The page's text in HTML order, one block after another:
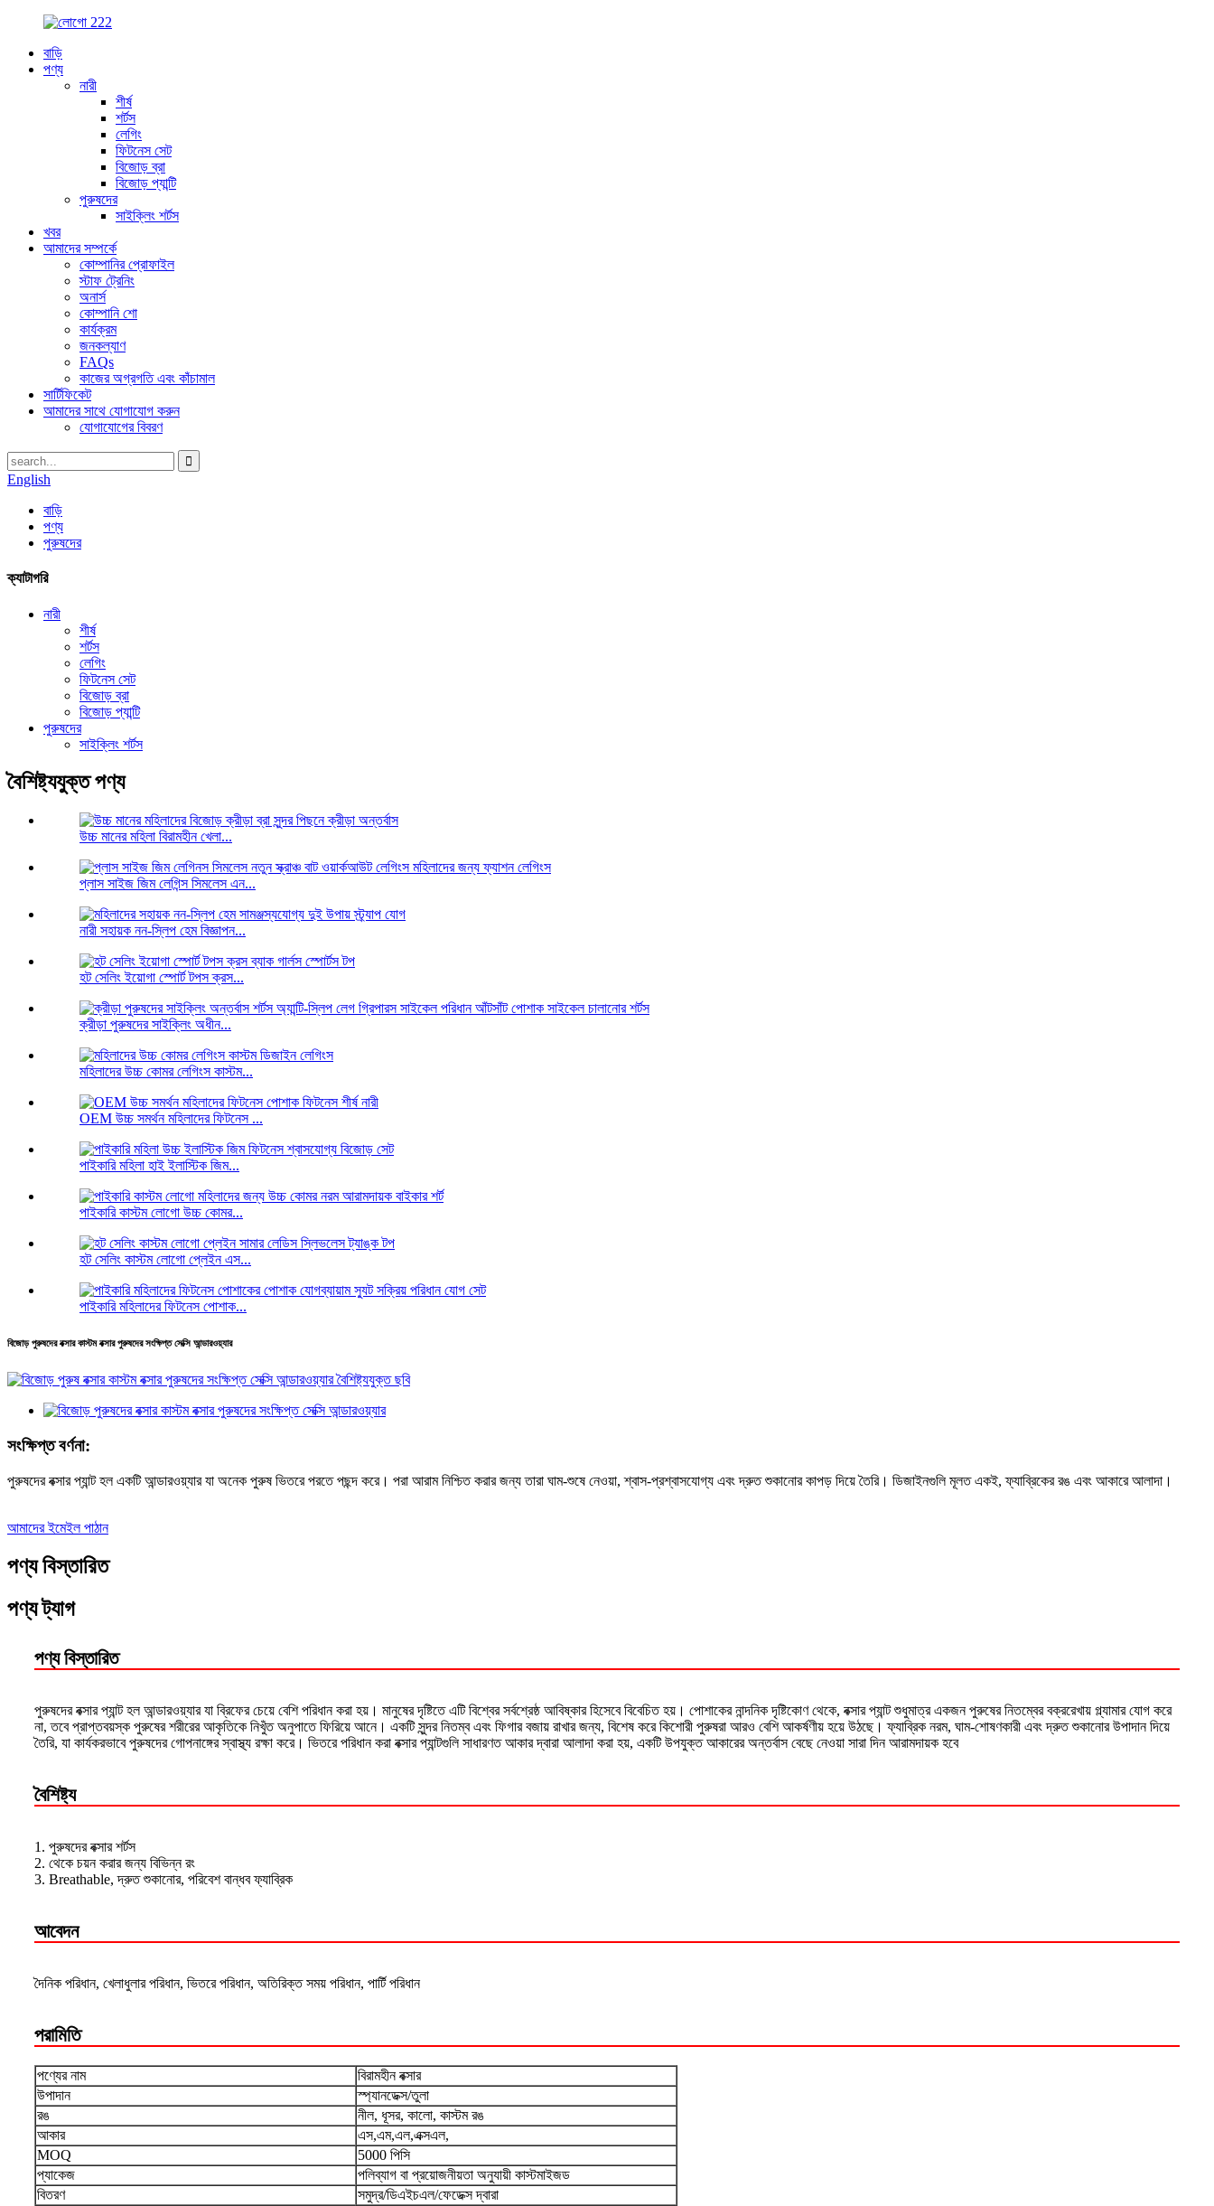
বাড়ি
পণ্য
নারী
শীর্ষ
শর্টস
লেগিং
ফিটনেস সেট
বিজোড় ব্রা
বিজোড় প্যান্টি
পুরুষদের
সাইক্লিং শর্টস
খবর
আমাদের সম্পর্কে
কোম্পানির প্রোফাইল
স্টাফ ট্রেনিং
অনার্স
কোম্পানি শো
কার্যক্রম
জনকল্যাণ
FAQs
কাজের অগ্রগতি এবং কাঁচামাল
সার্টিফিকেট
আমাদের সাথে যোগাযোগ করুন
যোগাযোগের বিবরণ
English
বাড়ি
পণ্য
পুরুষদের
ক্যাটাগরি
নারী
শীর্ষ
শর্টস
লেগিং
ফিটনেস সেট
বিজোড় ব্রা
বিজোড় প্যান্টি
পুরুষদের
সাইক্লিং শর্টস
বৈশিষ্ট্যযুক্ত পণ্য
উচ্চ মানের মহিলা বিরামহীন খেলা...
প্লাস সাইজ জিম লেগিন্স সিমলেস এন...
নারী সহায়ক নন-স্লিপ হেম বিজ্ঞাপন...
হট সেলিং ইয়োগা স্পোর্ট টপস ক্রস...
ক্রীড়া পুরুষদের সাইক্লিং অধীন...
মহিলাদের উচ্চ কোমর লেগিংস কাস্টম...
OEM উচ্চ সমর্থন মহিলাদের ফিটনেস ...
পাইকারি মহিলা হাই ইলাস্টিক জিম...
পাইকারি কাস্টম লোগো উচ্চ কোমর...
হট সেলিং কাস্টম লোগো প্লেইন এস...
পাইকারি মহিলাদের ফিটনেস পোশাক...
বিজোড় পুরুষদের বক্সার কাস্টম বক্সার পুরুষদের সংক্ষিপ্ত সেক্সি আন্ডারওয়্যার
সংক্ষিপ্ত বর্ণনা:
পুরুষদের বক্সার প্যান্ট হল একটি আন্ডারওয়্যার যা অনেক পুরুষ ভিতরে পরতে পছন্দ করে। পরা আরাম নিশ্চিত করার জন্য তারা ঘাম-শুষে নেওয়া, শ্বাস-প্রশ্বাসযোগ্য এবং দ্রুত শুকানোর কাপড় দিয়ে তৈরি। ডিজাইনগুলি মূলত একই, ফ্যাব্রিকের রঙ এবং আকারে আলাদা।
আমাদের ইমেইল পাঠান
পণ্য বিস্তারিত
পণ্য ট্যাগ
পণ্য বিস্তারিত
পুরুষদের বক্সার প্যান্ট হল আন্ডারওয়্যার যা ব্রিফের চেয়ে বেশি পরিধান করা হয়। মানুষের দৃষ্টিতে এটি বিশ্বের সর্বশ্রেষ্ঠ আবিষ্কার হিসেবে বিবেচিত হয়। পোশাকের নান্দনিক দৃষ্টিকোণ থেকে, বক্সার প্যান্ট শুধুমাত্র একজন পুরুষের নিতম্বের বক্ররেখায় গ্ল্যামার যোগ করে
না, তবে প্রাপ্তবয়স্ক পুরুষের শরীরের আকৃতিকে নিখুঁত অনুপাতে ফিরিয়ে আনে। একটি সুন্দর নিতম্ব এবং ফিগার বজায় রাখার জন্য, বিশেষ করে কিশোরী পুরুষরা আরও বেশি আকর্ষণীয় হয়ে উঠছে। ফ্যাব্রিক নরম, ঘাম-শোষণকারী এবং দ্রুত শুকানোর উপাদান দিয়ে
তৈরি, যা কার্যকরভাবে পুরুষদের গোপনাঙ্গের স্বাস্থ্য রক্ষা করে। ভিতরে পরিধান করা বক্সার প্যান্টগুলি সাধারণত আকার দ্বারা আলাদা করা হয়, একটি উপযুক্ত আকারের অন্তর্বাস বেছে নেওয়া সারা দিন আরামদায়ক হবে
বৈশিষ্ট্য
1. পুরুষদের বক্সার শর্টস
2. থেকে চয়ন করার জন্য বিভিন্ন রং
3. Breathable, দ্রুত শুকানোর, পরিবেশ বান্ধব ফ্যাব্রিক
আবেদন
দৈনিক পরিধান, খেলাধুলার পরিধান, ভিতরে পরিধান, অতিরিক্ত সময় পরিধান, পার্টি পরিধান
পরামিতি
পণ্যের নাম
বিরামহীন বক্সার
উপাদান
স্প্যানডেক্স/তুলা
রঙ
নীল, ধূসর, কালো, কাস্টম রঙ
আকার
এস,এম,এল,এক্সএল,
MOQ
5000 পিসি
প্যাকেজ
পলিব্যাগ বা প্রয়োজনীয়তা অনুযায়ী কাস্টমাইজড
বিতরণ
সমুদ্র/ডিএইচএল/ফেডেক্স দ্বারা